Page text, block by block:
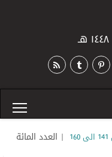
| العدد المائة